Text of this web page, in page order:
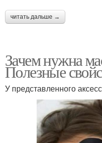
читать дальше →
Зачем нужна
Полезные
У представленного